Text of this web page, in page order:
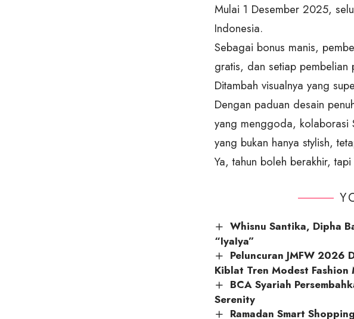
Mulai 1 Desember 2025,
Indonesia.
Sebagai bonus manis,
gratis, dan setiap pembelian
Ditambah visualnya yang
Dengan paduan desain
yang menggoda, kolaborasi
yang bukan hanya stylish,
Ya, tahun boleh berakhir,
Whisnu Santika, Dipha
“IyaIya”
Peluncuran JMFW 2026
Kiblat Tren Modest Fashion
BCA Syariah
Serenity
Ramadan Smart